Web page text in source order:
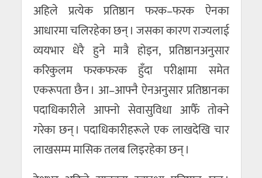
अहिले प्रत्येक प्रतिष्ठान फरक–फरक ऐनका
आधारमा चलिरहेका छन् । जसका कारण राज्यलाई
व्ययभार धेरै हुने मात्रै होइन, प्रतिष्ठानअनुसार
करिकुलम फरकफरक हुँदा परीक्षामा समेत
एकरूपता छैन । आ–आफ्नै ऐनअनुसार प्रतिष्ठानका
पदाधिकारीले आफ्नो सेवासुविधा आफैँ तोक्ने
गरेका छन् । पदाधिकारीहरूले एक लाखदेखि चार
लाखसम्म मासिक तलब लिइरहेका छन् ।